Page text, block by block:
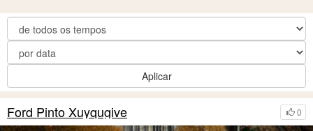
Aplicar
0
Ford Pinto Xuyqugive